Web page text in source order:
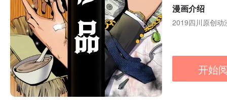
漫画介绍
2019四川原创动
开始